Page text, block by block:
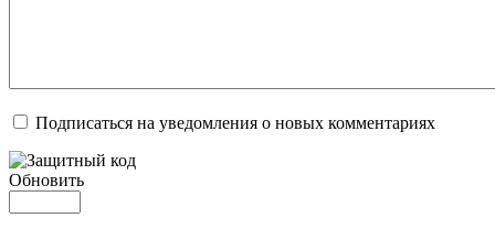
Подписаться на уведомления о новых комментариях
Обновить